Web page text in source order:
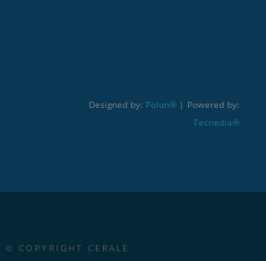
Designed by: Polun®| Powered by:
Tecnedia®
© COPYRIGHT CERALE